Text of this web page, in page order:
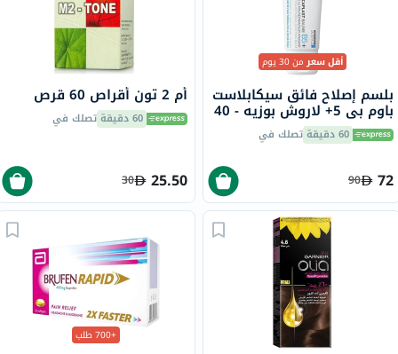
أقل سعرمن 30 يوم
بلسم إصلاح فائق سيكابلاست
باوم بي 5+ لاروش بوزيه - 40
مل 60 دقيقة تصلك في
72
90
أم 2 تون أقراص 60 قرص
60 دقيقة تصلك في
25.50
30
+700 طلب